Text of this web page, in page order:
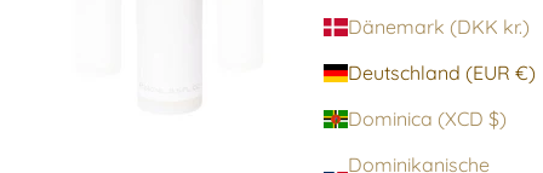
Dänemark (DKK kr.)
Deutschland (EUR €)
Dominica (XCD $)
Dominikanische